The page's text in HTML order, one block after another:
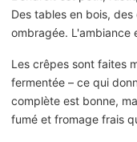
Des tables en bois,
ombragée. L'ambiance
Les crêpes sont faites
fermentée – ce qui
complète est bonne,
fumé et fromage frais